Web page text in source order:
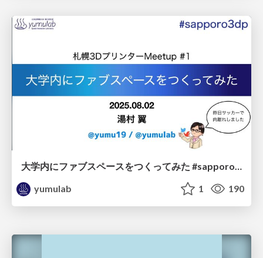
大学内にファブスペースをつくってみた #sapporo3dp / Making HIU Fab
yumulab
1 190